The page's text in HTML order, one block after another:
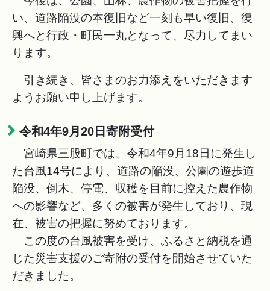
い、道路陥没の本復旧など一刻も早い復旧、復
興へと行政・町民一丸となって、尽力してまい
ります。
引き続き、皆さまのお力添えをいただきます
ようお願い申し上げます。
令和4年9月20日寄附受付
宮崎県三股町では、令和4年9月18日に発生し
た台風14号により、道路の陥没、公園の遊歩道
陥没、倒木、停電、収穫を目前に控えた農作物
への影響など、多くの被害が発生しており、現
在、被害の把握に努めております。
この度の台風被害を受け、ふるさと納税を通
じた災害支援のご寄附の受付を開始させていた
だきました。